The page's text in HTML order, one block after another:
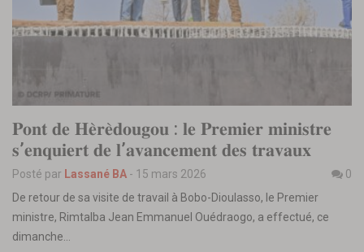
𝐏𝐨𝐧𝐭 𝐝𝐞 𝐇𝐞̀𝐫𝐞̀𝐝𝐨𝐮𝐠𝐨𝐮 : 𝐥𝐞 𝐏𝐫𝐞𝐦𝐢𝐞𝐫 𝐦𝐢𝐧𝐢𝐬𝐭𝐫𝐞
𝐬’𝐞𝐧𝐪𝐮𝐢𝐞𝐫𝐭 𝐝𝐞 𝐥’𝐚𝐯𝐚𝐧𝐜𝐞𝐦𝐞𝐧𝐭 𝐝𝐞𝐬 𝐭𝐫𝐚𝐯𝐚𝐮𝐱
Posté par Lassané BA - 15 mars 2026
0
‎De retour de sa visite de travail à Bobo-Dioulasso, le Premier
ministre, Rimtalba Jean Emmanuel Ouédraogo, a effectué, ce
dimanche…